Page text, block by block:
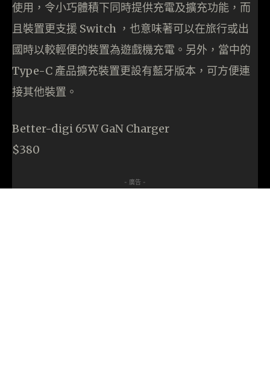
使用，令小巧體積下同時提供充電及擴充功能，而
且裝置更支援 Switch ，也意味著可以在旅行或出
國時以較輕便的裝置為遊戲機充電。另外，當中的
Type-C 產品擴充裝置更設有藍牙版本，可方便連
接其他裝置。
Better-digi 65W GaN Charger
$380
- 廣告 -